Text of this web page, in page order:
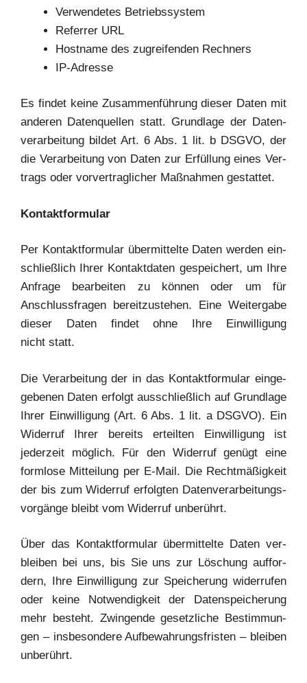
Ver­wen­de­tes Betriebssystem
Refer­rer URL
Host­na­me des zugrei­fen­den Rechners
IP-Adres­se
Es fin­det kei­ne Zusam­men­füh­rung die­ser Daten mit
ande­ren Daten­quel­len statt. Grund­la­ge der Daten­
ver­ar­bei­tung bil­det Art. 6 Abs. 1 lit. b DSGVO, der
die Ver­ar­bei­tung von Daten zur Erfül­lung eines Ver­
trags oder vor­ver­trag­li­cher Maß­nah­men gestattet.
Kon­takt­for­mu­lar
Per Kon­takt­for­mu­lar über­mit­tel­te Daten wer­den ein­
schließ­lich Ihrer Kon­takt­da­ten gespei­chert, um Ihre
Anfra­ge bear­bei­ten zu kön­nen oder um für
Anschluss­fra­gen bereit­zu­ste­hen. Eine Wei­ter­ga­be
die­ser Daten fin­det ohne Ihre Ein­wil­li­gung
nicht statt.
Die Ver­ar­bei­tung der in das Kon­takt­for­mu­lar ein­ge­
ge­be­nen Daten erfolgt aus­schließ­lich auf Grund­la­ge
Ihrer Ein­wil­li­gung (Art. 6 Abs. 1 lit. a DSGVO). Ein
Wider­ruf Ihrer bereits erteil­ten Ein­wil­li­gung ist
jeder­zeit mög­lich. Für den Wider­ruf genügt eine
form­lo­se Mit­tei­lung per E‑Mail. Die Recht­mä­ßig­keit
der bis zum Wider­ruf erfolg­ten Daten­ver­ar­bei­tungs­
vor­gän­ge bleibt vom Wider­ruf unberührt.
Über das Kon­takt­for­mu­lar über­mit­tel­te Daten ver­
blei­ben bei uns, bis Sie uns zur Löschung auf­for­
dern, Ihre Ein­wil­li­gung zur Spei­che­rung wider­ru­fen
oder kei­ne Not­wen­dig­keit der Daten­spei­che­rung
mehr besteht. Zwin­gen­de gesetz­li­che Bestim­mun­
gen – ins­be­son­de­re Auf­be­wah­rungs­fris­ten – blei­ben
unberührt.